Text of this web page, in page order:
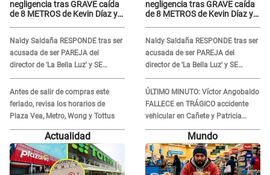
negligencia tras GRAVE caída
de 8 METROS de Kevin Díaz y
Naldy Saldaña RESPONDE tras ser
acusada de ser PAREJA del
director de 'La Bella Luz' y SE
QUIEBRA: "Quieren tapar lo
evidente..."
Antes de salir de compras este
feriado, revisa los horarios de
Plaza Vea, Metro, Wong y Tottus
negligencia tras GRAVE caída
de 8 METROS de Kevin Díaz y
Naldy Saldaña RESPONDE tras ser
acusada de ser PAREJA del
director de 'La Bella Luz' y SE
QUIEBRA: "Quieren tapar lo
evidente..."
ÚLTIMO MINUTO: Víctor Angobaldo
FALLECE en TRÁGICO accidente
vehicular en Cañete y Patricia
Alquinta lo confirma
Actualidad Mundo